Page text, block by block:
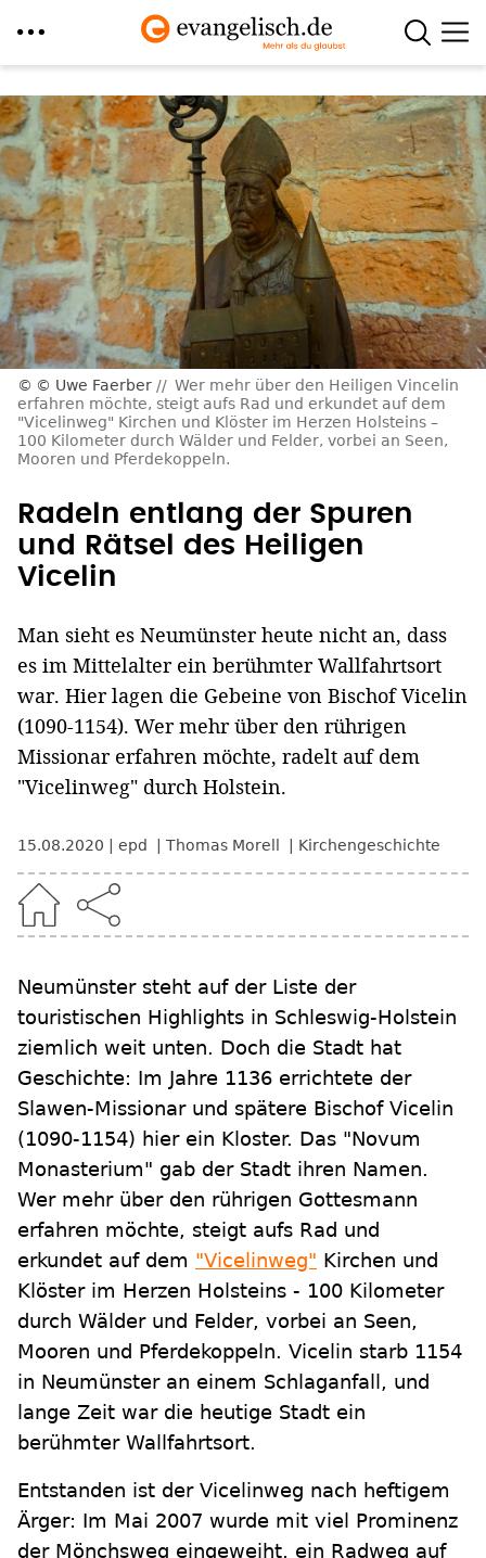
zum
Inhalt
© Uwe Faerber
Wer mehr über den Heiligen Vincelin
erfahren möchte, steigt aufs Rad und erkundet auf dem
"Vicelinweg" Kirchen und Klöster im Herzen Holsteins –
100 Kilometer durch Wälder und Felder, vorbei an Seen,
Mooren und Pferdekoppeln.
Radeln entlang der Spuren
und Rätsel des Heiligen
Vicelin
Man sieht es Neumünster heute nicht an, dass
es im Mittelalter ein berühmter Wallfahrtsort
war. Hier lagen die Gebeine von Bischof Vicelin
(1090-1154). Wer mehr über den rührigen
Missionar erfahren möchte, radelt auf dem
"Vicelinweg" durch Holstein.
15.08.2020 epd Thomas Morell Kirchengeschichte
Neumünster steht auf der Liste der
touristischen Highlights in Schleswig-Holstein
ziemlich weit unten. Doch die Stadt hat
Geschichte: Im Jahre 1136 errichtete der
Slawen-Missionar und spätere Bischof Vicelin
(1090-1154) hier ein Kloster. Das "Novum
Monasterium" gab der Stadt ihren Namen.
Wer mehr über den rührigen Gottesmann
erfahren möchte, steigt aufs Rad und
erkundet auf dem "Vicelinweg" Kirchen und
Klöster im Herzen Holsteins - 100 Kilometer
durch Wälder und Felder, vorbei an Seen,
Mooren und Pferdekoppeln. Vicelin starb 1154
in Neumünster an einem Schlaganfall, und
lange Zeit war die heutige Stadt ein
berühmter Wallfahrtsort.
Entstanden ist der Vicelinweg nach heftigem
Ärger: Im Mai 2007 wurde mit viel Prominenz
der Mönchsweg eingeweiht, ein Radweg auf